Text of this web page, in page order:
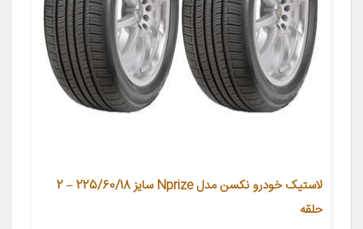
لاستیک خودرو نکسن مدل Nprize سایز 225/60/18 – 2
حلقه